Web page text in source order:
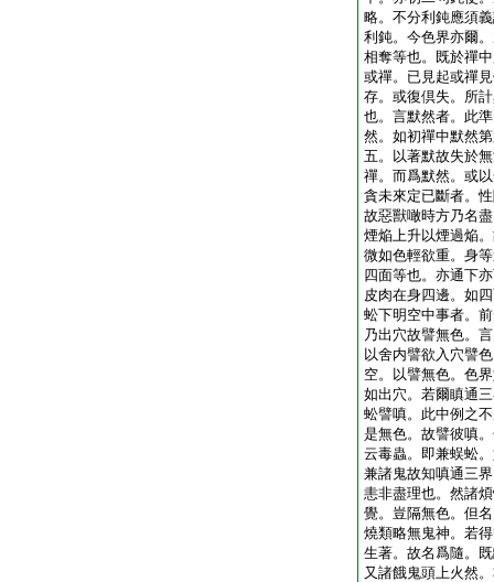
略。不分利鈍應須
利鈍。今色界亦爾
相奪等也。既於禪
或禪。已見起或禪
存。或復倶失。所
也。言默然者。此
然。如初禪中默然
五。以著默故失於
禪。而爲默然。或
貪未來定已斷者。
故惡獸噉時方乃名
煙焔上升以煙過焔
微如色輕欲重。身
四面等也。亦通下
皮肉在身四邊。如
蚣下明空中事者。
乃出穴故譬無色。
以舍内譬欲入穴譬
空。以譬無色。色
如出穴。若爾瞋通
蚣譬嗔。此中例之
是無色。故譬彼嗔
云毒蟲。即兼蜈蚣
兼諸鬼故知嗔通三
恚非盡理也。然諸
覺。豈隔無色。但
燒類略無鬼神。若
生著。故名爲隨。
又諸餓鬼頭上火然